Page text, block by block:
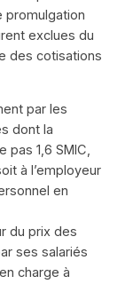
promulgation
exclues du
des cotisations
par les
dont la
pas 1,6 SMIC,
à l’employeur
en
du prix des
ses salariés
charge à